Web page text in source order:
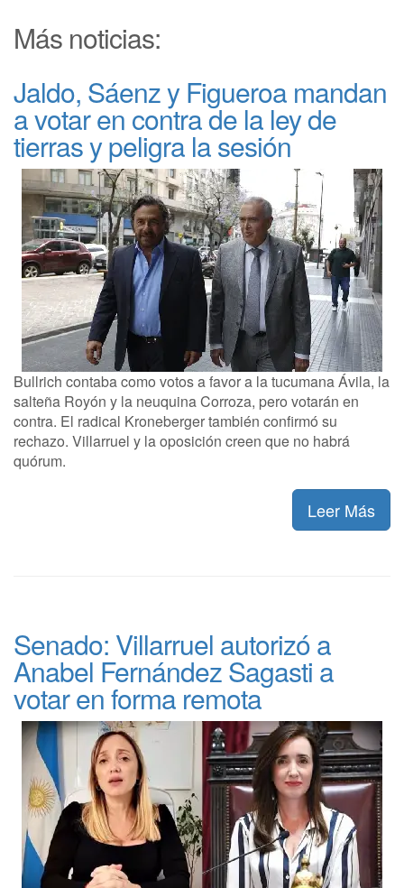
Más noticias:
Jaldo, Sáenz y Figueroa mandan
a votar en contra de la ley de
tierras y peligra la sesión
Bullrich contaba como votos a favor a la tucumana Ávila, la
salteña Royón y la neuquina Corroza, pero votarán en
contra. El radical Kroneberger también confirmó su
rechazo. Villarruel y la oposición creen que no habrá
quórum.
Leer Más
Senado: Villarruel autorizó a
Anabel Fernández Sagasti a
votar en forma remota